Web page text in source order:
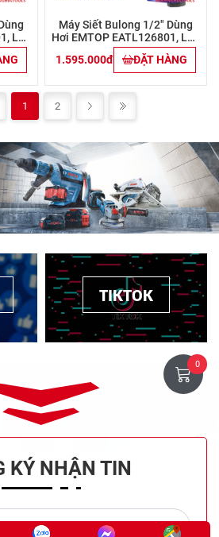
Lực
Máy Siết Bulong 1/2" Dùng
Hơi EMTOP EATL126801, Lực
Siết 610Nm
1.595.000đ ĐẶT HÀNG
1 2
TIKTOK
KÝ NHẬN TIN
0